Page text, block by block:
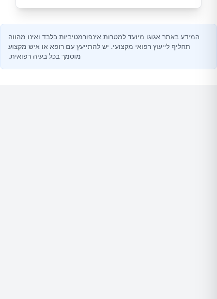
המידע באתר אגוגו מיועד למטרות אינפורמטיביות בלבד ואינו מהווה
תחליף לייעוץ רפואי מקצועי. יש להתייעץ עם רופא או איש מקצוע
מוסמך בכל בעיה רפואית.